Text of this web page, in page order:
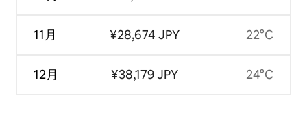
11月
12月
¥28,674 JPY
¥38,179 JPY
22°C
24°C